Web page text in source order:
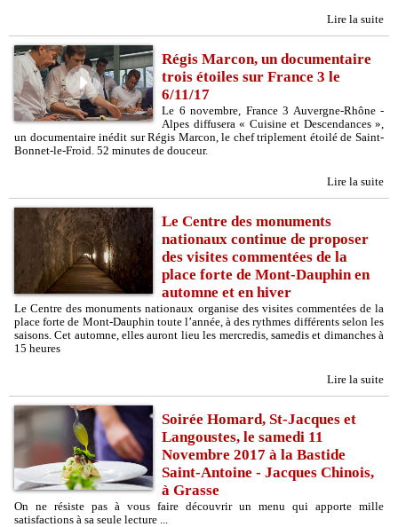
Lire la suite
Régis Marcon, un documentaire
trois étoiles sur France 3 le
6/11/17
Le 6 novembre, France 3 Auvergne-Rhône -
Alpes diffusera « Cuisine et Descendances »,
un documentaire inédit sur Régis Marcon, le chef triplement étoilé de Saint-
Bonnet-le-Froid. 52 minutes de douceur.
Lire la suite
Le Centre des monuments
nationaux continue de proposer
des visites commentées de la
place forte de Mont-Dauphin en
automne et en hiver
Le Centre des monuments nationaux organise des visites commentées de la
place forte de Mont-Dauphin toute l’année, à des rythmes différents selon les
saisons. Cet automne, elles auront lieu les mercredis, samedis et dimanches à
15 heures
Lire la suite
Soirée Homard, St-Jacques et
Langoustes, le samedi 11
Novembre 2017 à la Bastide
Saint-Antoine - Jacques Chinois,
à Grasse
On ne résiste pas à vous faire découvrir un menu qui apporte mille
satisfactions à sa seule lecture ...